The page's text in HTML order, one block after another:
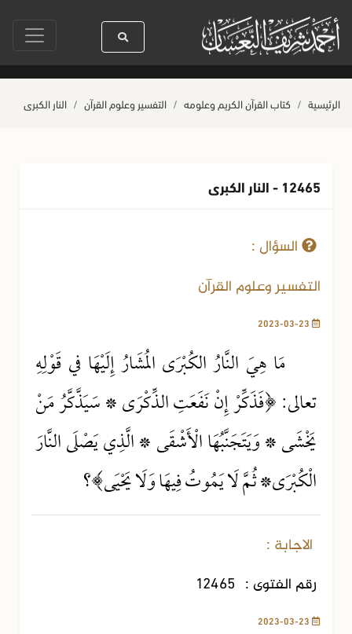
الله ﷺ كله رحمة صلاة آخر أربعاء من صفر حياة القلوب وصحتها
الرئيسية كتاب القرآن الكريم وعلومه التفسير وعلوم القرآن النار الكبرى
12465 - النار الكبرى
السؤال :
التفسير وعلوم القرآن
مَا هِيَ النَّارُ الكُبْرَى المُشَارُ إِلَيْهَا في قَوْلِهِ
تعالى: ﴿فَذَكِّرْ إِنْ نَفَعَتِ الذِّكْرَى * سَيَذَّكَّرُ مَنْ
يَخْشَى * وَيَتَجَنَّبُهَا الْأَشْقَى * الَّذِي يَصْلَى النَّارَ
الْكُبْرَى* ثُمَّ لَا يَمُوتُ فِيهَا وَلَا يَحْيَى﴾؟
الاجابة :
رقم الفتوى : 12465